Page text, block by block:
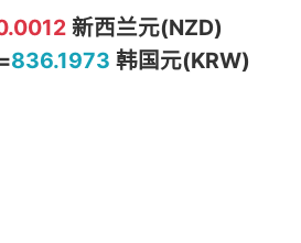
新西兰元(NZD)
836.1973 韩国元(KRW)